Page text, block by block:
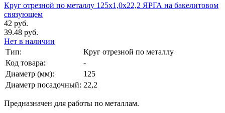
Круг отрезной по металлу 125х1,0х22,2 ЯРГА на бакелитовом
связующем
42 руб.
39.48 руб.
Нет в наличии
Тип:
Круг отрезной по металлу
Код товара:
-
Диаметр (мм):
125
Диаметр посадочный: 22,2
Предназначен для работы по металлам.